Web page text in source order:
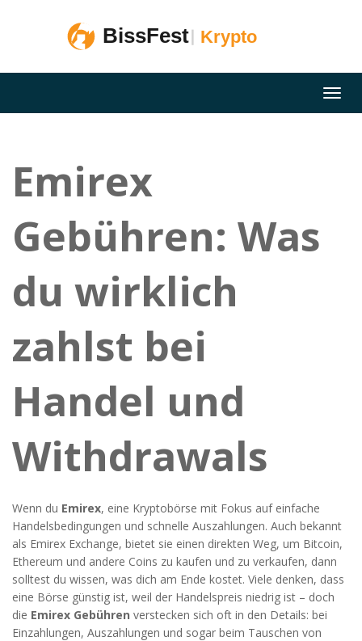
Emirex
Gebühren: Was
du wirklich
zahlst bei
Handel und
Withdrawals
Wenn du Emirex, eine Kryptobörse mit Fokus auf einfache
Handelsbedingungen und schnelle Auszahlungen. Auch bekannt
als Emirex Exchange, bietet sie einen direkten Weg, um Bitcoin,
Ethereum und andere Coins zu kaufen und zu verkaufen, dann
solltest du wissen, was dich am Ende kostet. Viele denken, dass
eine Börse günstig ist, weil der Handelspreis niedrig ist – doch
die Emirex Gebühren verstecken sich oft in den Details: bei
Einzahlungen, Auszahlungen und sogar beim Tauschen von